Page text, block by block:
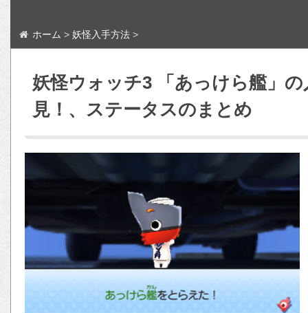
ホーム > 妖怪入手方法 >
妖怪ウォッチ3 「あっけら艦」
見！、ステータスのまとめ